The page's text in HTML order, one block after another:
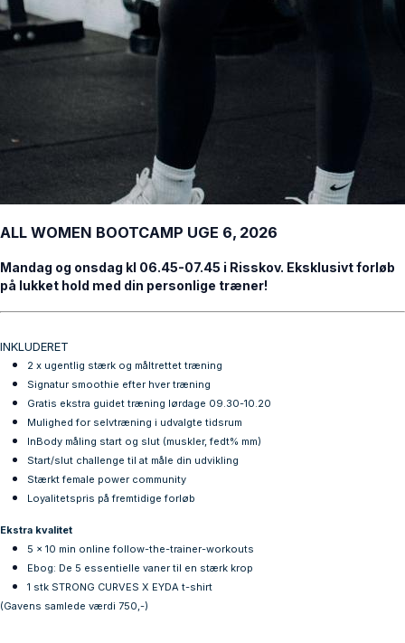
ALL WOMEN BOOTCAMP UGE 6, 2026
Mandag og onsdag kl 06.45-07.45 i Risskov. Eksklusivt forløb
på lukket hold med din personlige træner!
INKLUDERET
2 x ugentlig stærk og måltrettet træning
Signatur smoothie efter hver træning
Gratis ekstra guidet træning lørdage 09.30-10.20
Mulighed for selvtræning i udvalgte tidsrum
InBody måling start og slut (muskler, fedt% mm)
Start/slut challenge til at måle din udvikling
Stærkt female power community
Loyalitetspris på fremtidige forløb
Ekstra kvalitet
5 x 10 min online follow-the-trainer-workouts
Ebog: De 5 essentielle vaner til en stærk krop
1 stk STRONG CURVES X EYDA t-shirt
(Gavens samlede værdi 750,-)